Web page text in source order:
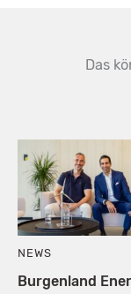
Das
NEWS
Burgenland